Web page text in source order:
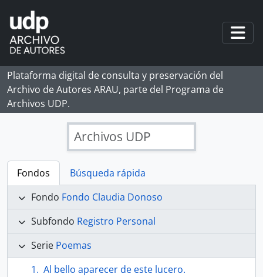
Skip to main content
Plataforma digital de consulta y preservación del
Archivo de Autores ARAU, parte del Programa de
Archivos UDP.
Archivos UDP
Fondos
Búsqueda rápida
Fondo Fondo Claudia Donoso
Subfondo Registro Personal
Serie Poemas
Al bello aparecer de este lucero.